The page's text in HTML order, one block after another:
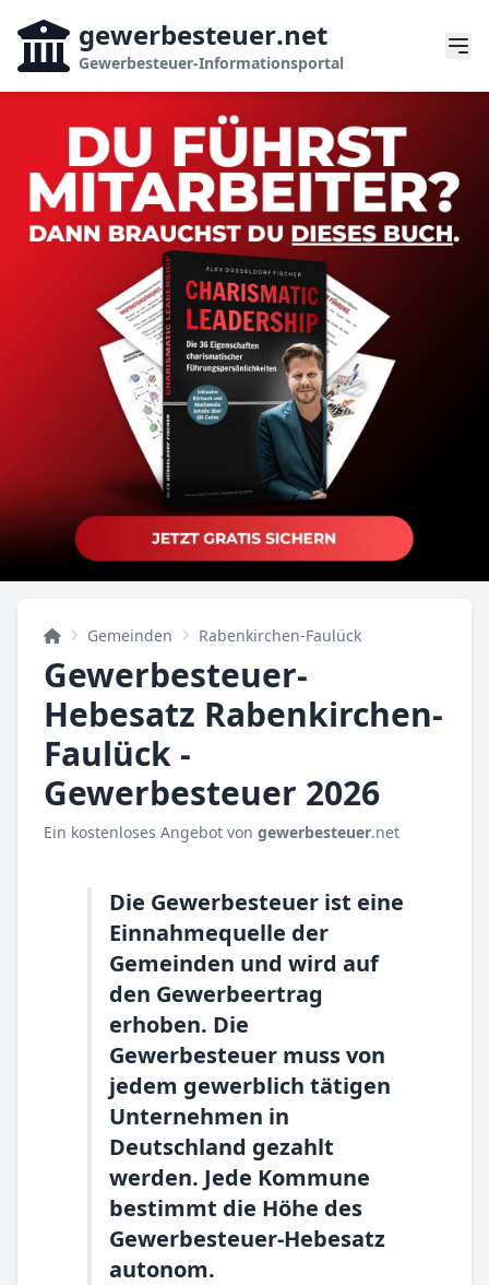
gewerbesteuer.net
Gewerbesteuer-Informationsportal
Gemeinden Rabenkirchen-Faulück
Gewerbesteuer-
Hebesatz Rabenkirchen-
Faulück -
Gewerbesteuer 2026
Ein kostenloses Angebot von gewerbesteuer.net
Die Gewerbesteuer ist eine
Einnahmequelle der
Gemeinden und wird auf
den Gewerbeertrag
erhoben. Die
Gewerbesteuer muss von
jedem gewerblich tätigen
Unternehmen in
Deutschland gezahlt
werden. Jede Kommune
bestimmt die Höhe des
Gewerbesteuer-Hebesatz
autonom.